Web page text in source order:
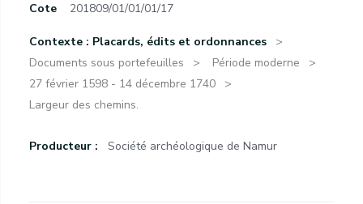
Cote 201809/01/01/01/17
Contexte : Placards, édits et ordonnances
Documents sous portefeuilles
Période moderne
27 février 1598 - 14 décembre 1740
Largeur des chemins.
Producteur : Société archéologique de Namur